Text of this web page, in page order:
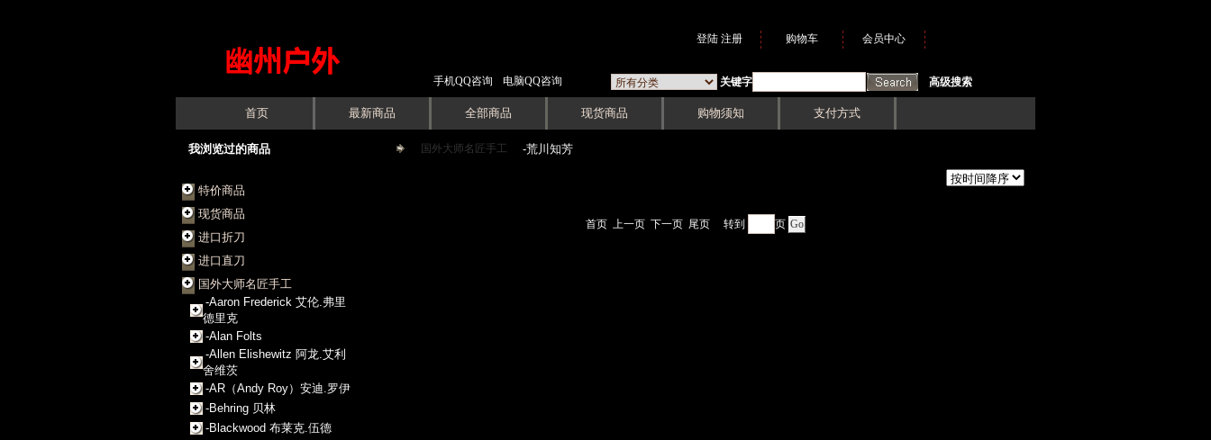
登陆 注册 购物车 会员中心
手机QQ咨询 电脑QQ咨询 关键字 高级搜索
首页 最新商品 全部商品 现货商品 购物须知 支付方式
我浏览过的商品
特价商品
现货商品
进口折刀
进口直刀
国外大师名匠手工
-Aaron Frederick 艾伦.弗里
德里克
-Alan Folts
-Allen Elishewitz 阿龙.艾利
舍维茨
-AR（Andy Roy）安迪.罗伊
-Behring 贝林
-Blackwood 布莱克.伍德
国外大师名匠手工 -荒川知芳
首页 上一页 下一页 尾页 转到 页